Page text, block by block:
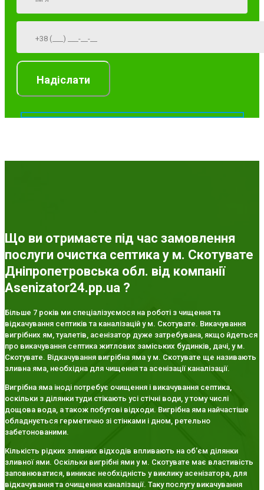
Що ви отримаєте під час замовлення
послуги очистка септика у м. Скотувате
Дніпропетровська обл. від компанії
Asenizator24.pp.ua ?
Більше 7 років ми спеціалізуємося на роботі з чищення та
відкачування септиків та каналізацій у м. Скотувате. Викачування
вигрібних ям, туалетів, асенізатор дуже затребувана, якщо йдеться
про викачування септика житлових заміських будинків, дачі, у м.
Скотувате. Відкачування вигрібна яма у м. Скотувате ще називають
зливна яма, необхідна для чищення та асенізації каналізації.
Вигрібна яма іноді потребує очищення і викачування септика,
оскільки з ділянки туди стікають усі стічні води, у тому числі
дощова вода, а також побутові відходи. Вигрібна яма найчастіше
обладнується герметично зі стінками і дном, ретельно
забетонованими.
Кількість рідких зливних відходів впливають на об'єм ділянки
зливної ями. Оскільки вигрібні ями у м. Скотувате має властивість
заповнюватися, виникає необхідність у виклику асенізатора, для
відкачування та очищення каналізації. Таку послугу викачування